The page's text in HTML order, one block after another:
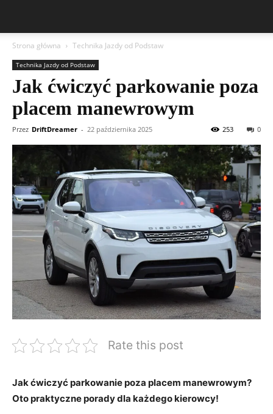
Strona główna Technika Jazdy od Podstaw
Technika Jazdy od Podstaw
Jak ćwiczyć parkowanie poza
placem manewrowym
Przez DriftDreamer - 22 października 2025 0
253
Rate this post
Jak ćwiczyć parkowanie poza placem manewrowym?
Oto praktyczne porady dla każdego kierowcy!